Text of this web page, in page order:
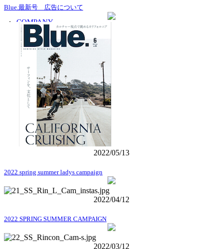
COMPANY
SIMULATION
Blue.最新号 広告について
2022/05/13
2022 spring summer ladys campaign
2022/04/12
2022 SPRING SUMMER CAMPAIGN
2022/03/12